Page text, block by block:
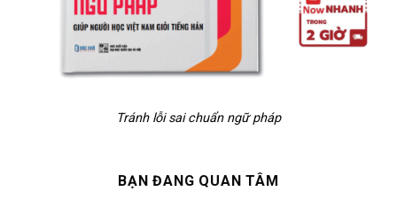
Tránh lỗi sai chuẩn ngữ pháp
BẠN ĐANG QUAN TÂM